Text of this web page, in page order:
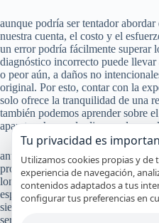
aunque podría ser tentador
nuestra cuenta, el costo y el
un error podría fácilmente superar
diagnóstico incorrecto puede llevar
o peor aún, a daños no
original. Por esto, contar con la
solo ofrece la tranquilidad de una
también podemos aprender sobre
aparato, ahorrando dinero a largo
ante problemas persistentes con
profesionales capacitados es una
longevidad del electrodoméstico.
específica o para consejos de
siempre es recomendable contar
servicio técnico calificado.
Tu privacidad es
Utilizamos cookies propias y de
experiencia de navegación,
contenidos adaptados a tus
configurar tus preferencias en